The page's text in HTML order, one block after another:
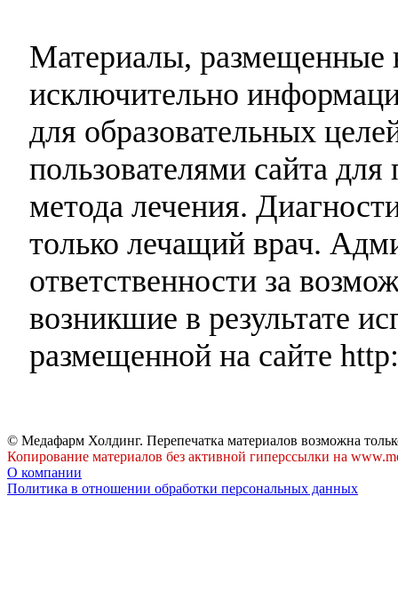
Материалы, размещенные
исключительно
для образовательных
пользователями сайта
метода лечения.
только лечащий врач.
ответственности за
возникшие в результате
размещенной на сайте
© Медафарм Холдинг. Перепечатка материалов возможна
Копирование материалов без активной гиперссылки на
О компании
Политика в отношении обработки персональных данных